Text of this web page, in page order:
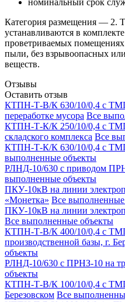
Категория размещения — 2.
устанавливаются в
проветриваемых
пыли, без взрывоопасных
веществ.
Отзывы
Оставить отзыв
КТПН-Т-В/К 630/10/0,4 с
переработке мусора Все
КТПН-Т-К/К 250/10/0,4 с ТМГ
складского комплекса Все
КТПН-Т-К/К 630/10/0,4 с
выполненные объекты
РЛНД-10/630 с приводом
выполненные объекты
ПКУ-10кВ на линии
«Монетка» Все
ПКУ-10кВ на линии
Все выполненные объекты
КТПН-Т-В/К 400/10/0,4 с ТМГ
производственной базы, г.
объекты
РЛНД-10/630 с ПРНЗ-10 на
объекты
КТПН-Т-В/К 100/10/0,4 с ТМГ
Березовском Все